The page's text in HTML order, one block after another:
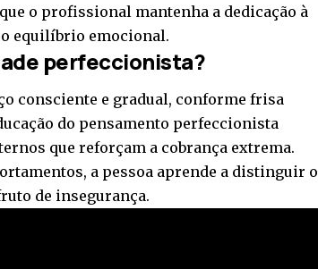
o profissional mantenha a dedicação à
equilíbrio emocional.
perfeccionista?
consciente e gradual, conforme frisa
do pensamento perfeccionista
que reforçam a cobrança extrema.
a pessoa aprende a distinguir o
de insegurança.